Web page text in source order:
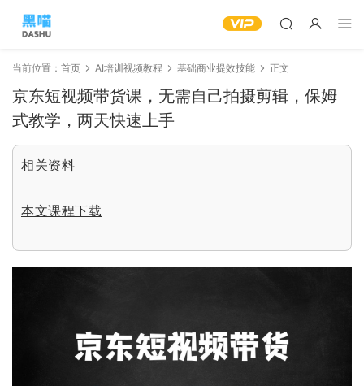
当前位置： 首页 AI培训视频教程 基础商业提效技能 正文
京东短视频带货课，无需自己拍摄剪辑，保姆
式教学，两天快速上手
相关资料
本文课程下载